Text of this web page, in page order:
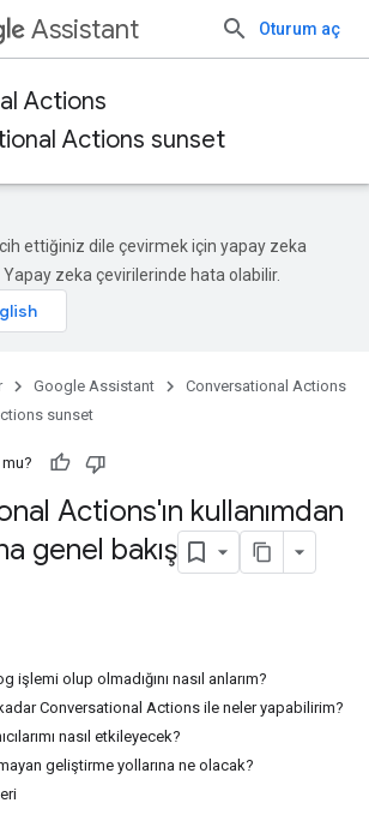
Assistant Oturum aç
Actions
Actions sunset
ettiğiniz dile çevirmek için yapay zeka
Yapay zeka çevirilerinde hata olabilir.
Google Assistant
Conversational Actions
sunset
Actions'ın kullanımdan
genel bakış
işlemi olup olmadığını nasıl anlarım?
Conversational Actions ile neler yapabilirim?
nasıl etkileyecek?
geliştirme yollarına ne olacak?